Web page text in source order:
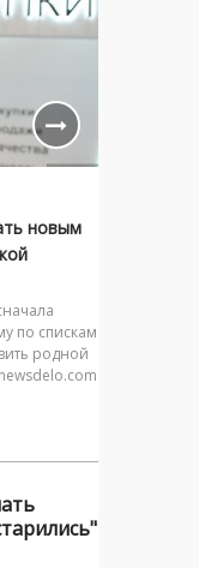
новым
по спискам
родной